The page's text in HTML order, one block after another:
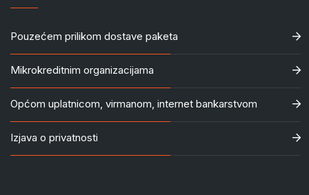
Pouzećem prilikom dostave paketa
Mikrokreditnim organizacijama
Općom uplatnicom, virmanom, internet bankarstvom
Izjava o privatnosti